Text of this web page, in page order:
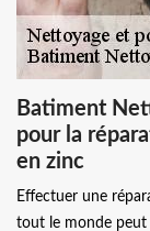
Batiment
pour la
en zinc
Effectuer une
tout le monde peut